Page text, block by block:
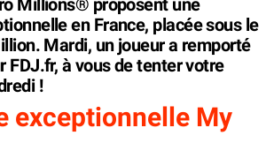
Millions® proposent une
en France, placée sous le
Mardi, un joueur a remporté
FDJ.fr, à vous de tenter votre
!
exceptionnelle My